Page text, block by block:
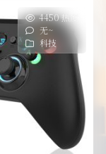
4450 热度
无~
科技